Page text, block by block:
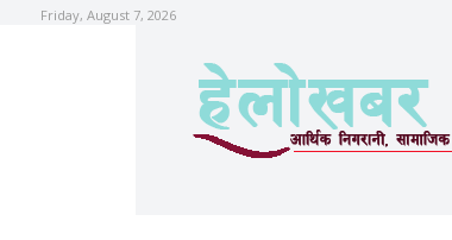
Friday, August 7, 2026